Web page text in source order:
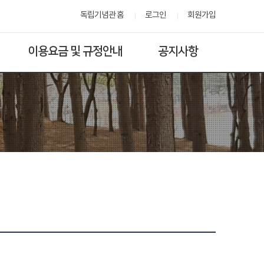
독립기념관 홈 로그인 회원가입
이용요금 및 규정안내 공지사항